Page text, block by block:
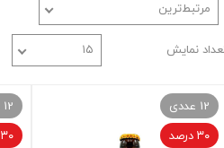
مرتبط‌ترین
نمایش ۱۵
12 عددی
۳۰ درصد
12 عددی
۳۰ درصد